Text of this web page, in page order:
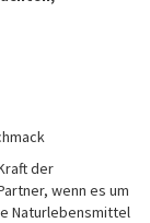
der
wenn es um
Naturlebensmittel